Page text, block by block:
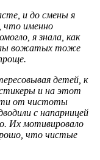
и до смены я
что именно
я знала, как
вожатых тоже
детей, к
и на этот
от чистоты
с напарницей
Их мотивировало
что чистые